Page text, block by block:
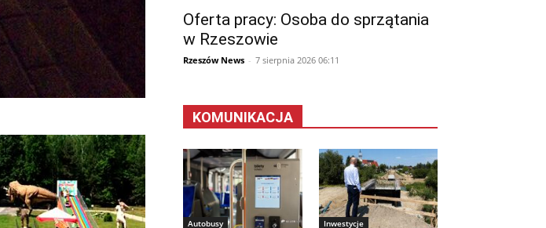
Oferta pracy: Osoba do sprzątania
w Rzeszowie
Rzeszów News - 7 sierpnia 2026 06:11
KOMUNIKACJA
Autobusy Inwestycje